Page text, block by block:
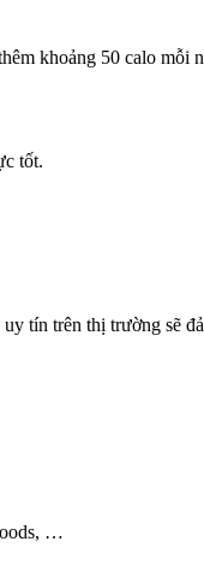
khoảng 50 calo
tốt.
tín trên thị trường sẽ
…